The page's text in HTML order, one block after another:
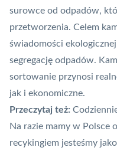
surowce od odpadów,
przetworzenia. Celem
świadomości
segregację odpadów.
sortowanie przynosi
jak i ekonomiczne.
Przeczytaj też:
Na razie mamy w Polsce
recykingiem jesteśmy